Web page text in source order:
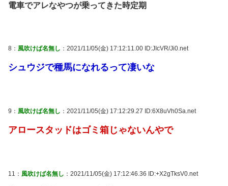
電車でアレなやつが乗ってきた時定期
8： 風吹けば名無し ：2021/11/05(金) 17:12:11.00 ID:JIcVR/Ji0.net
シュウジで種馬になれるって凄いな
9： 風吹けば名無し ：2021/11/05(金) 17:12:29.27 ID:6X8uVh0Sa.net
アロースタッドはゴミ箱じゃないんやで
11： 風吹けば名無し ：2021/11/05(金) 17:12:46.36 ID:+X2gTksV0.net